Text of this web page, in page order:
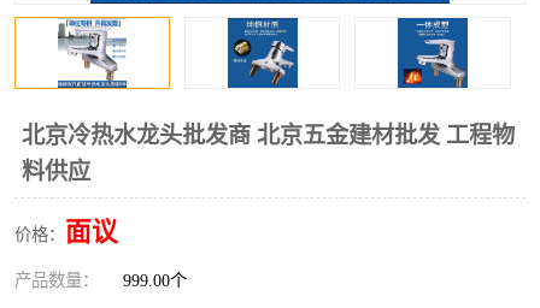
北京冷热水龙头批发商 北京五金建材批发 工程物
料供应
价格： 面议
产品数量： 999.00个